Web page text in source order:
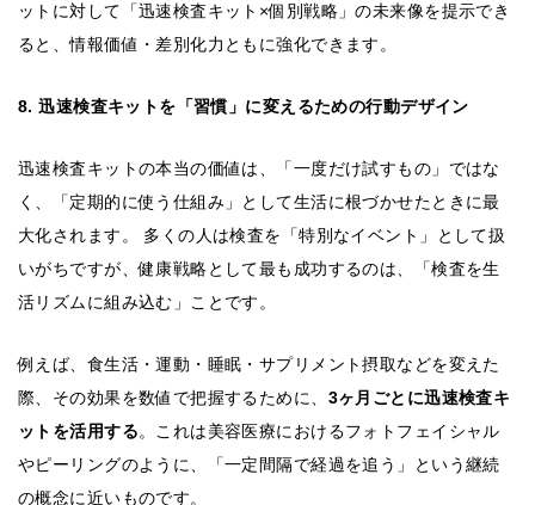
ットに対して「迅速検査キット×個別戦略」の未来像を提示でき
ると、情報価値・差別化力ともに強化できます。
8. 迅速検査キットを「習慣」に変えるための行動デザイン
迅速検査キットの本当の価値は、「一度だけ試すもの」ではな
く、「定期的に使う仕組み」として生活に根づかせたときに最
大化されます。 多くの人は検査を「特別なイベント」として扱
いがちですが、健康戦略として最も成功するのは、「検査を生
活リズムに組み込む」ことです。
例えば、食生活・運動・睡眠・サプリメント摂取などを変えた
際、その効果を数値で把握するために、 3ヶ月ごとに迅速検査キ
ットを活用する。これは美容医療におけるフォトフェイシャル
やピーリングのように、「一定間隔で経過を追う」という継続
の概念に近いものです。